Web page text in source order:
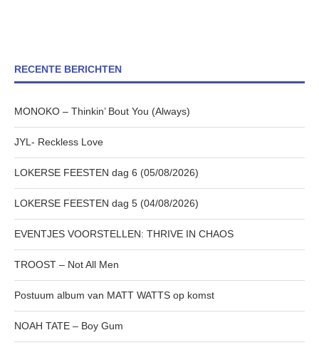
RECENTE BERICHTEN
MONOKO – Thinkin’ Bout You (Always)
JYL- Reckless Love
LOKERSE FEESTEN dag 6 (05/08/2026)
LOKERSE FEESTEN dag 5 (04/08/2026)
EVENTJES VOORSTELLEN: THRIVE IN CHAOS
TROOST – Not All Men
Postuum album van MATT WATTS op komst
NOAH TATE – Boy Gum